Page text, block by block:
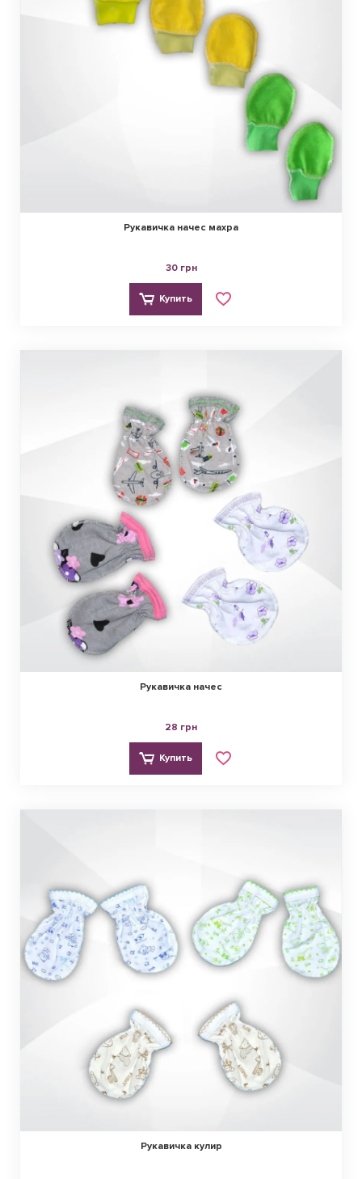
Рукавичка начес махра
30 грн
Купить
Рукавичка начес
28 грн
Купить
Рукавичка кулир